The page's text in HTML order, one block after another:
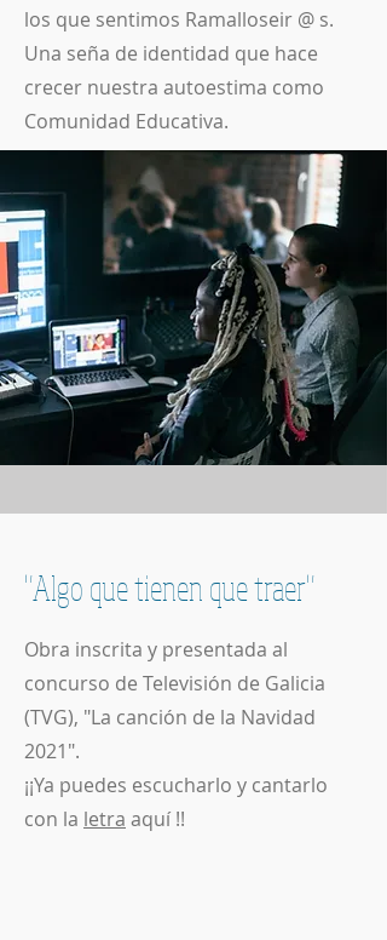
los que sentimos Ramalloseir @ s.
Una seña de identidad que hace
crecer nuestra autoestima como
Comunidad Educativa.
"Algo que tienen que traer"
Obra inscrita y presentada al
concurso de Televisión de Galicia
(TVG), "La canción de la Navidad
2021".
¡¡Ya puedes escucharlo y cantarlo
con la letra aquí !!